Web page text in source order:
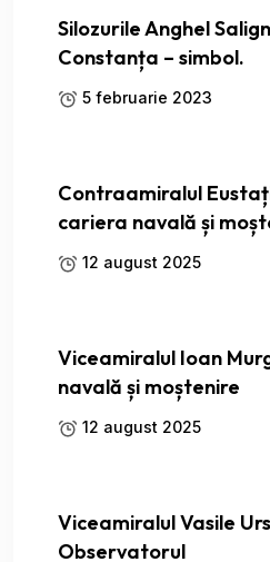
Silozurile Anghel
Constanța – simbol.
5 februarie 2023
Contraamiralul
cariera navală și
12 august 2025
Viceamiralul Ioan
navală și moștenire
12 august 2025
Viceamiralul Vasile
Observatorul